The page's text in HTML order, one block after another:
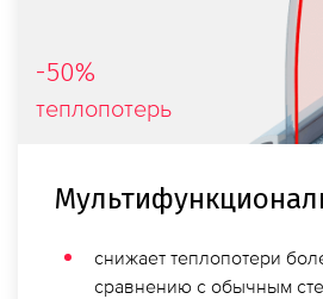
-50%
теплопотерь
снижает теплопотери
сравнению с обычным